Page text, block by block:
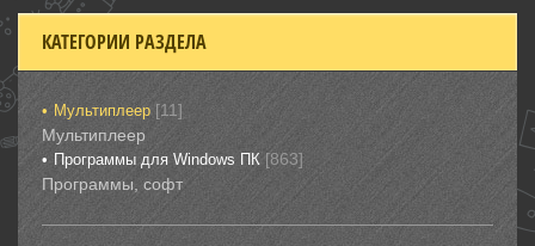
КАТЕГОРИИ РАЗДЕЛА
Мультиплеер [11]
Мультиплеер
Программы для Windows ПК [863]
Программы, софт